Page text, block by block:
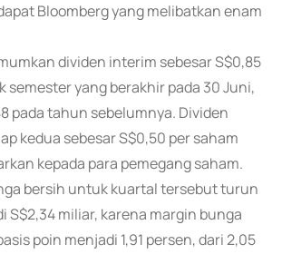
Bloomberg yang melibatkan enam
dividen interim sebesar S$0,85
semester yang berakhir pada 30 Juni,
pada tahun sebelumnya. Dividen
kedua sebesar S$0,50 per saham
kepada para pemegang saham.
bersih untuk kuartal tersebut turun
S$2,34 miliar, karena margin bunga
poin menjadi 1,91 persen, dari 2,05